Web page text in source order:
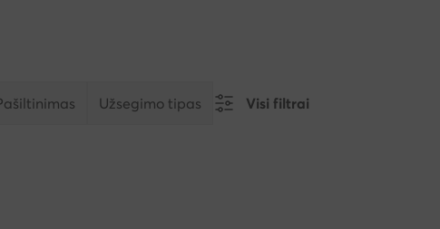
Užsegimo tipas Visi filtrai